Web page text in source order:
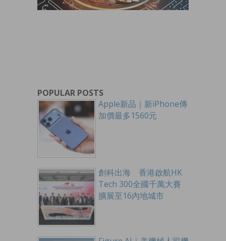
POPULAR POSTS
Apple新品｜新iPhone傳
加價最多1560元
創科出海 香港啟航HK
Tech 300全國千萬大賽
擴展至16內地城市